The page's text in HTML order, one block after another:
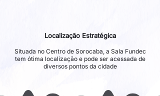
Localização Estratégica
Situada no Centro de Sorocaba, a Sala Fundec
tem ótima localização e pode ser acessada de
diversos pontos da cidade